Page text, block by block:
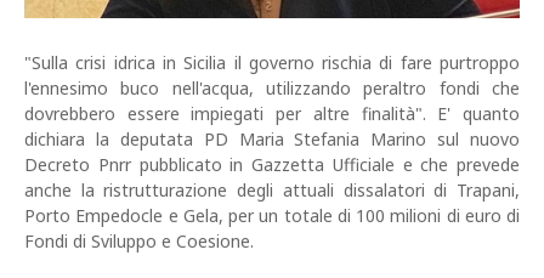
"Sulla crisi idrica in Sicilia il governo rischia di fare purtroppo
l'ennesimo buco nell'acqua, utilizzando peraltro fondi che
dovrebbero essere impiegati per altre finalità". E' quanto
dichiara la deputata PD Maria Stefania Marino sul nuovo
Decreto Pnrr pubblicato in Gazzetta Ufficiale e che prevede
anche la ristrutturazione degli attuali dissalatori di Trapani,
Porto Empedocle e Gela, per un totale di 100 milioni di euro di
Fondi di Sviluppo e Coesione.